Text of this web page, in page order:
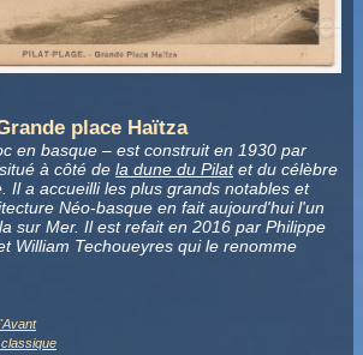
place Haïtza
en basque – est construit en 1930 par
à côté de la dune du Pilatet du célèbre
Il a accueilli les plus grands notables et
Néo-basque en fait aujourd'hui l'un
sur Mer. Il est refait en 2016 par Philippe
William Techoueyres qui le renomme